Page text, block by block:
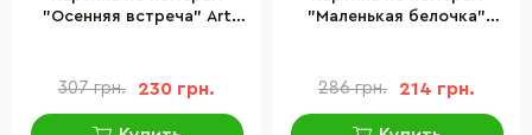
"Осенняя встреча" Art
307 грн. 230 грн.
"Маленькая белочка"
286 грн. 214 грн.